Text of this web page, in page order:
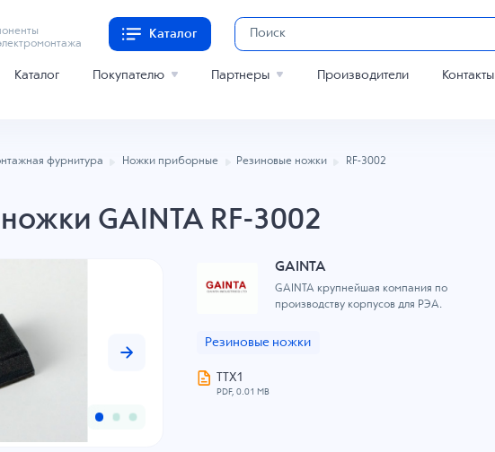
Каталог
Каталог Покупателю Партнеры Производители Контакты
фурнитура Ножки приборные Резиновые ножки RF-3002
GAINTA RF-3002
GAINTA
GAINTA крупнейшая компания по
производству корпусов для РЭА.
Резиновые ножки
ТТХ1
PDF, 0.01 MB